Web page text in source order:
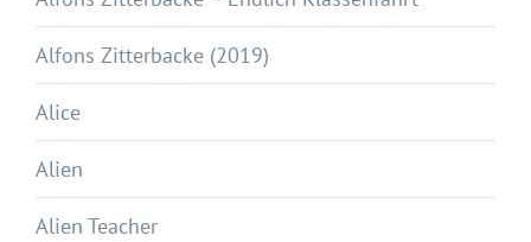
Alfons Zitterbacke (2019)
Alice
Alien
Alien Teacher